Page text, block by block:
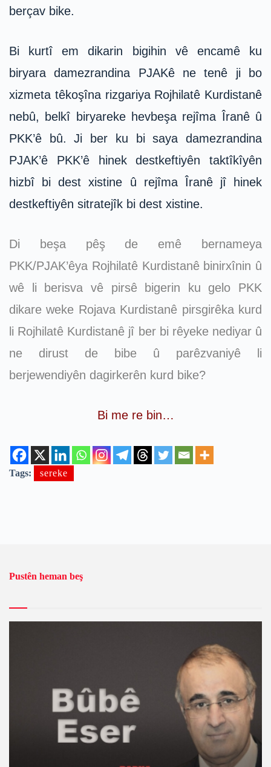
berçav bike.
Bi kurtî em dikarin bigihin vê encamê ku
biryara damezrandina PJAKê ne tenê ji bo
xizmeta têkoşîna rizgariya Rojhilatê Kurdistanê
nebû, belkî biryareke hevbeşa rejîma Îranê û
PKK’ê bû. Ji ber ku bi saya damezrandina
PJAK’ê PKK’ê hinek destkeftiyên taktîkîyên
hizbî bi dest xistine û rejîma Îranê jî hinek
destkeftiyên sitratejîk bi dest xistine.
Di beşa pêş de emê bernameya
PKK/PJAK’êya Rojhilatê Kurdistanê binirxînin û
wê li berisva vê pirsê bigerin ku gelo PKK
dikare weke Rojava Kurdistanê pirsgirêka kurd
li Rojhilatê Kurdistanê jî ber bi rêyeke nediyar û
ne dirust de bibe û parêzvaniyê li
berjewendiyên dagirkerên kurd bike?
Bi me re bin…
Tags: sereke
Pustên heman beş